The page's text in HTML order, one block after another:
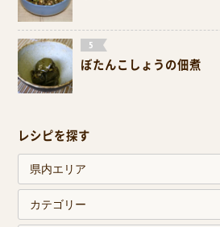
ぼたんこしょうの佃煮
レシピを探す